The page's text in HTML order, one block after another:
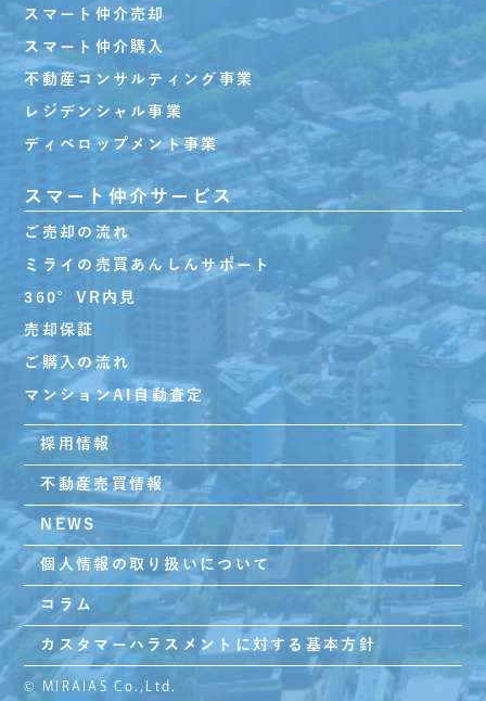
スマート仲介売却
スマート仲介購入
不動産コンサルティング事業
レジデンシャル事業
ディベロップメント事業
スマート仲介サービス
ご売却の流れ
ミライの売買あんしんサポート
360°VR内見
売却保証
ご購入の流れ
マンションAI自動査定
採用情報
不動産売買情報
NEWS
個人情報の取り扱いについて
コラム
カスタマーハラスメントに対する基本方針
© MIRAIAS Co.,Ltd.